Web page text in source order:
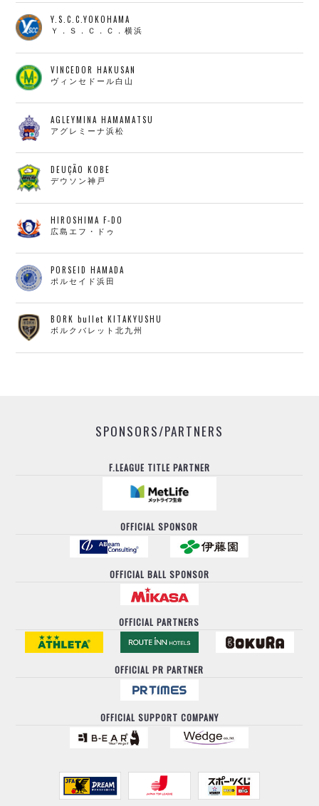
Y.S.C.C.YOKOHAMA
Ｙ．Ｓ．Ｃ．Ｃ．横浜
VINCEDOR HAKUSAN
ヴィンセドール白山
AGLEYMINA HAMAMATSU
アグレミーナ浜松
DEUÇÃO KOBE
デウソン神戸
HIROSHIMA F-DO
広島エフ・ドゥ
PORSEID HAMADA
ポルセイド浜田
BORK bullet KITAKYUSHU
ボルクバレット北九州
SPONSORS/PARTNERS
F.LEAGUE TITLE PARTNER
OFFICIAL SPONSOR
OFFICIAL BALL SPONSOR
OFFICIAL PARTNERS
OFFICIAL PR PARTNER
OFFICIAL SUPPORT COMPANY